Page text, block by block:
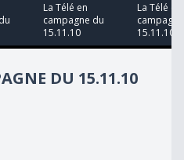
La Télé en
campagne du
15.11.10
La Télé en
15.11.10
DU 15.11.10